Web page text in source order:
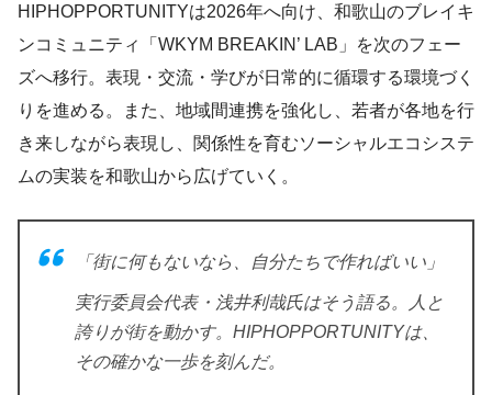
HIPHOPPORTUNITYは2026年へ向け、和歌山のブレイキ
ンコミュニティ「WKYM BREAKIN’ LAB」を次のフェー
ズへ移行。表現・交流・学びが日常的に循環する環境づく
りを進める。また、地域間連携を強化し、若者が各地を行
き来しながら表現し、関係性を育むソーシャルエコシステ
ムの実装を和歌山から広げていく。
「街に何もないなら、自分たちで作ればいい」
実行委員会代表・浅井利哉氏はそう語る。人と
誇りが街を動かす。HIPHOPPORTUNITYは、
その確かな一歩を刻んだ。